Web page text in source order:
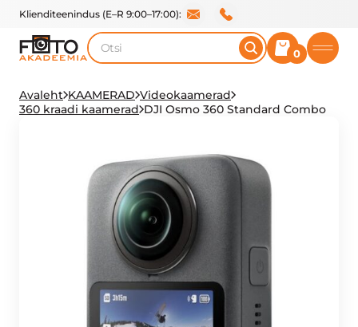
Klienditeenindus (E–R 9:00–17:00):
Otsi
0
Avaleht KAAMERAD Videokaamerad
360 kraadi kaamerad DJI Osmo 360 Standard Combo